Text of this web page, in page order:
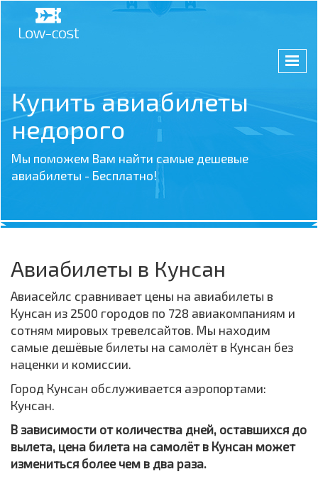
Купить авиабилеты
недорого
Мы поможем Вам найти самые дешевые
авиабилеты - Бесплатно!
Авиабилеты в Кунсан
Авиасейлс сравнивает цены на авиабилеты в
Кунсан из 2500 городов по 728 авиакомпаниям и
сотням мировых тревелсайтов. Мы находим
самые дешёвые билеты на самолёт в Кунсан без
наценки и комиссии.
Город Кунсан обслуживается аэропортами:
Кунсан.
В зависимости от количества дней, оставшихся до
вылета, цена билета на самолёт в Кунсан может
измениться более чем в два раза.